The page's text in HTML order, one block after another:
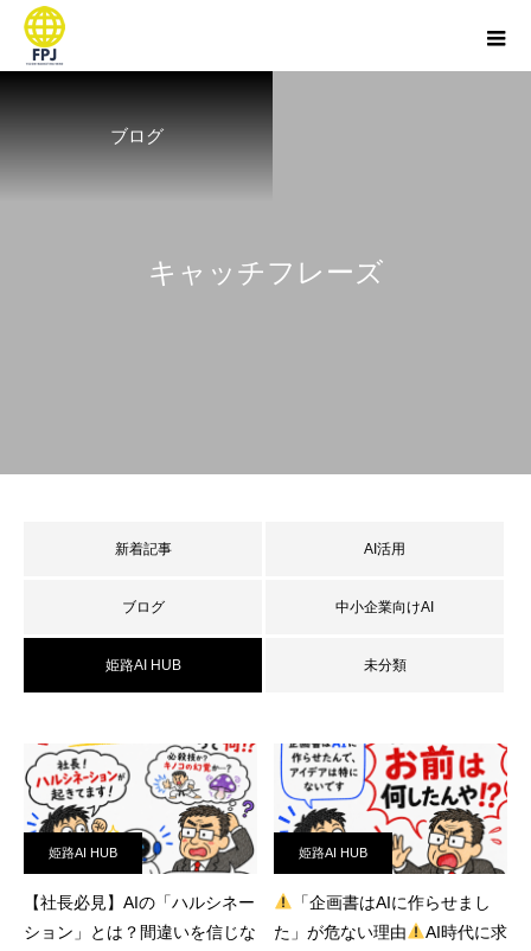
ブログ
キ ャ ッ チフ レ ー ズ
新着記事 AI活用
ブログ 中小企業向けAI
姫路AI HUB 未分類
姫路AI HUB
【社長必見】AIの「ハルシネー
ション」とは？間違いを信じな
姫路AI HUB
「企画書はAIに作らせまし
た」が危ない理由
AI時代に求